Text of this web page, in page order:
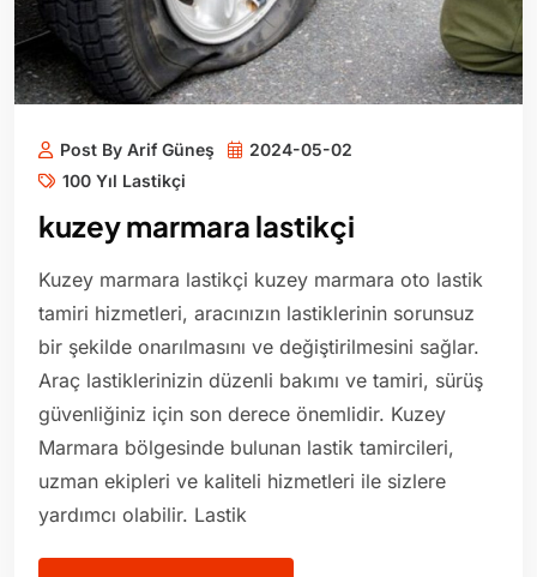
Post By Arif Güneş
2024-05-02
100 Yıl Lastikçi
kuzey marmara lastikçi
Kuzey marmara lastikçi kuzey marmara oto lastik
tamiri hizmetleri, aracınızın lastiklerinin sorunsuz
bir şekilde onarılmasını ve değiştirilmesini sağlar.
Araç lastiklerinizin düzenli bakımı ve tamiri, sürüş
güvenliğiniz için son derece önemlidir. Kuzey
Marmara bölgesinde bulunan lastik tamircileri,
uzman ekipleri ve kaliteli hizmetleri ile sizlere
yardımcı olabilir. Lastik